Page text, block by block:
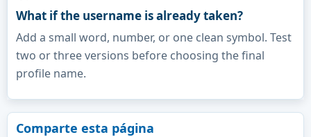
What if the username is already taken?
Add a small word, number, or one clean symbol. Test
two or three versions before choosing the final
profile name.
Comparte esta página